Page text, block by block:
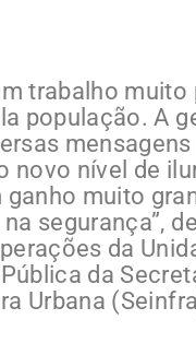
trabalho
população. A
novo nível de
ganho muito
segurança”,
da
Pública da
Urbana